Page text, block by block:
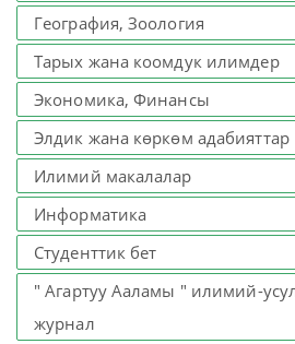
География, Зоология
Тарых жана коомдук илимдер
Экономика, Финансы
Элдик жана көркөм адабияттар
Илимий макалалар
Информатика
Студенттик бет
" Агартуу Ааламы " илимий-
журнал